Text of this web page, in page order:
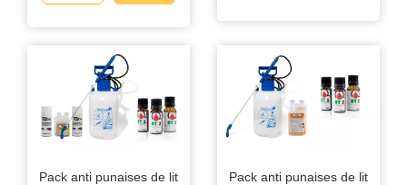
Pack anti punaises de lit
Pack anti punaises de lit